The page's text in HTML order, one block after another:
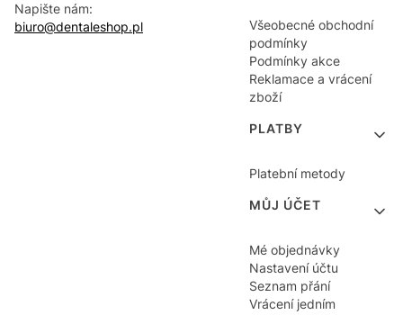
Napište nám:
biuro@dentaleshop.pl
Všeobecné obchodní
podmínky
Podmínky akce
Reklamace a vrácení
zboží
PLATBY
Platební metody
MŮJ ÚČET
Mé objednávky
Nastavení účtu
Seznam přání
Vrácení jedním